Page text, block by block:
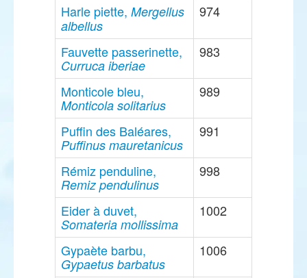
Harle piette, Mergellus
albellus
974
Fauvette passerinette,
Curruca iberiae
983
Monticole bleu,
Monticola solitarius
989
Puffin des Baléares,
Puffinus mauretanicus
991
Rémiz penduline,
Remiz pendulinus
998
Eider à duvet,
Somateria mollissima
1002
Gypaète barbu,
Gypaetus barbatus
1006